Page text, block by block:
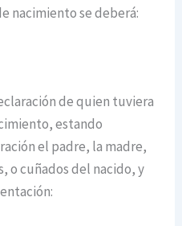
nacimiento se deberá:
de quien tuviera
estando
el padre, la madre,
o cuñados del nacido, y